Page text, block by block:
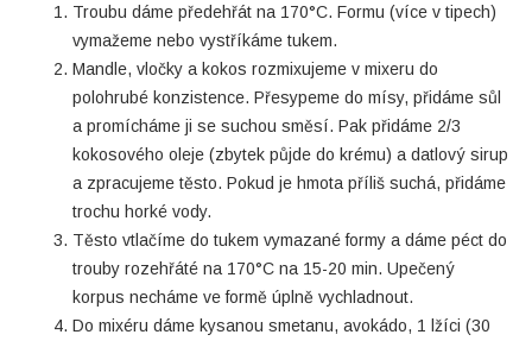
Troubu dáme předehřát na 170°C. Formu (více v tipech)
vymažeme nebo vystříkáme tukem.
Mandle, vločky a kokos rozmixujeme v mixeru do
polohrubé konzistence. Přesypeme do mísy, přidáme sůl
a promícháme ji se suchou směsí. Pak přidáme 2/3
kokosového oleje (zbytek půjde do krému) a datlový sirup
a zpracujeme těsto. Pokud je hmota příliš suchá, přidáme
trochu horké vody.
Těsto vtlačíme do tukem vymazané formy a dáme péct do
trouby rozehřáté na 170°C na 15-20 min. Upečený
korpus necháme ve formě úplně vychladnout.
Do mixéru dáme kysanou smetanu, avokádo, 1 lžíci (30